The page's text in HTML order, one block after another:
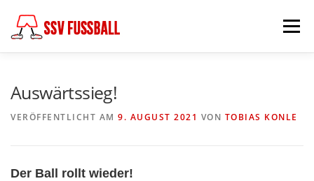
Inhalt
springen
Menü
Auswärtssieg!
VERÖFFENTLICHT AM 9. AUGUST 2021 VON TOBIAS KONLE
Der Ball rollt wieder!